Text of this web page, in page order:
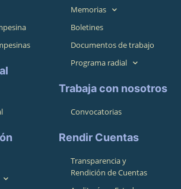
Memorias
Boletines
Documentos de trabajo
Programa radial
Trabaja con nosotros
Convocatorias
Rendir Cuentas
Transparencia y
Rendición de Cuentas